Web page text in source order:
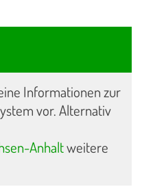
Informationen zur
vor. Alternativ
Anhaltweitere